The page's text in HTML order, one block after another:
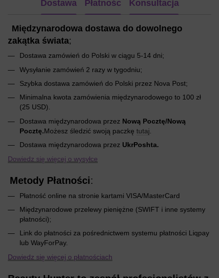
Dostawa Płatnośc Konsultacja
Międzynarodowa dostawa do dowolnego
zakątka świata;
Dostawa zamówień do Polski w ciągu 5-14 dni;
Wysyłanie zamówień 2 razy w tygodniu;
Szybka dostawa zamówień do Polski przez Nova Post;
Minimalna kwota zamówienia międzynarodowego to 100 zł
(25 USD).
Dostawa międzynarodowa przez Nową Pocztę/Nową
Pocztę.Możesz śledzić swoją paczkę tutaj
Dostawa międzynarodowa przez UkrPoshta.
Dowiedz się więcej o wysyłce
Metody Płatności:
Płatność online na stronie kartami VISA/MasterCard
Międzynarodowe przelewy pieniężne (SWIFT i inne systemy
płatności);
Link do płatności za pośrednictwem systemu płatności Liqpay
lub WayForPay.
Dowiedz się więcej o płatnościach